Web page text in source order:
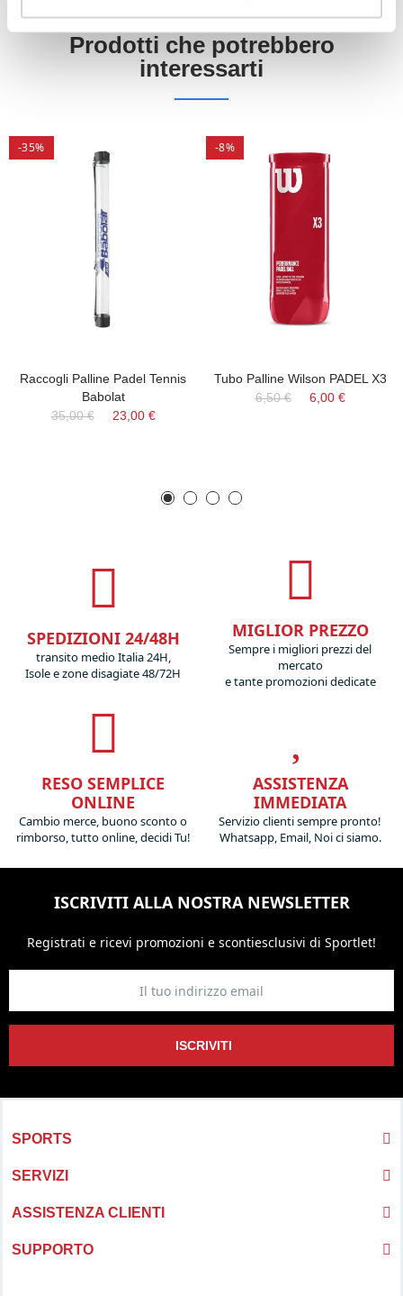
Prodotti che potrebbero
interessarti
-35%
Raccogli Palline Padel Tennis
Babolat
35,00 €
23,00 €
-8%
Tubo Palline Wilson PADEL X3
6,50 €
6,00 €
SPEDIZIONI 24/48H
transito medio Italia 24H,
Isole e zone disagiate 48/72H
MIGLIOR PREZZO
Sempre i migliori prezzi del
mercato
e tante promozioni dedicate
RESO SEMPLICE
ONLINE
Cambio merce, buono sconto o
rimborso, tutto online, decidi Tu!
ASSISTENZA
IMMEDIATA
Servizio clienti sempre pronto!
Whatsapp, Email, Noi ci siamo.
ISCRIVITI ALLA NOSTRA NEWSLETTER
Registrati e ricevi promozioni e scontiesclusivi di Sportlet!
ISCRIVITI
SPORTS
SERVIZI
ASSISTENZA CLIENTI
SUPPORTO